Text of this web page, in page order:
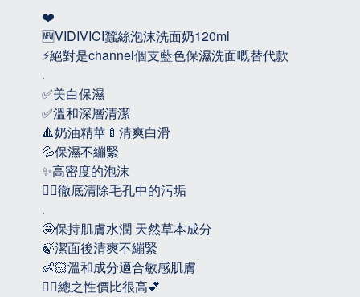
❤️
🆕VIDIVICI蠶絲泡沫洗面奶120ml
⚡️絕對是channel個支藍色保濕洗面嘅替代款
.
✅美白保濕
✅溫和深層清潔
🔺奶油精華🍼清爽白滑
💦保濕不繃緊
✨高密度的泡沫
👉🏻徹底清除毛孔中的污垢
.
🤩保持肌膚水潤 天然草本成分
🍃潔面後清爽不繃緊
👶🏻溫和成分適合敏感肌膚
👍🏻總之性價比很高💕